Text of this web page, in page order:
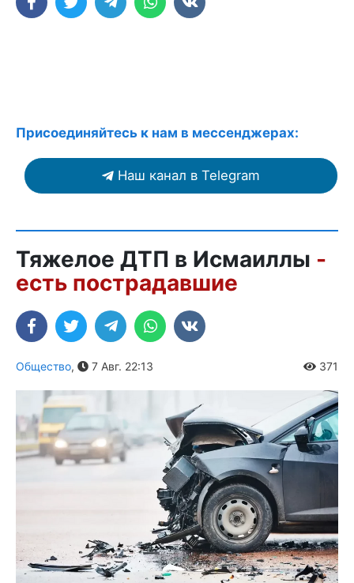
Присоединяйтесь к нам в мессенджерах:
Наш канал в Telegram
Тяжелое ДТП в Исмаиллы -
есть пострадавшие
Общество, 7 Авг. 22:13 371